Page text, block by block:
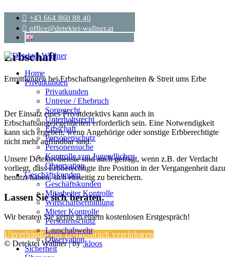
+43 664 860 88 40
office@detektei-wallner.at
Home
Privatkunden
Privatkunden
Untreue / Ehebruch
Sorgerecht
Unterhaltsrecht
Erbschaft
Personenschutz
Personensuche
Kontrolle von Jugendlichen
Observation
Geschäftskunden
Geschäftskunden
Mitarbeiter Kontrolle
Wirtschaftsermittlung
Mieter Kontrolle
Personenschutz
Lauschabwehr
Observation
Sicherheit
Erbschaft
Ermittlungen bei Erbschaftsangelegenheiten & Streit ums Erbe
Der Einsatz eines Privatdetektivs kann auch in
Erbschaftsangelegenheiten erforderlich sein. Eine Notwendigkeit
kann sich ergeben, wenn Angehörige oder sonstige Erbberechtigte
nicht mehr auffindbar sind.
Unsere Detektivdienste sind auch gefragt, wenn z.B. der Verdacht
vorliegt, dass Erbberechtigte ihre Position in der Vergangenheit dazu
benutzt haben, sich einseitig zu bereichern.
Lassen Sie sich beraten.
Wir beraten Sie gerne in einem kostenlosen Erstgespräch!
Unverbindliches Erstgespräch vereinbaren
© Detektei Wallner | by.kloos